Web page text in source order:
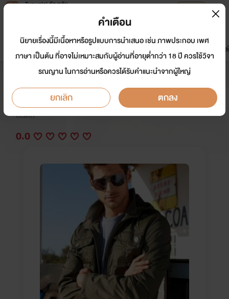
Tunwalai ธัญวลัย
หน้าแรก นิยาย อีบุ๊ก การ์ตูน
มาใหม่
ดรีมแชท ธัญลิสต์
วายร้ายอ้อนรัก [ชุด ดุรณีเจ้าเสน่ห์]
นักเขียน: วรัมพร-หงสรถ-มนสิวรรณ-ธิชาร์
อีโรติก
0.0
คำเตือน
นิยายเรื่องนี้มีเนื้อหาหรือรูปแบบการนำเสนอ เช่น ภาพประกอบ เพศ
ภาษา เป็นต้น ที่อาจไม่เหมาะสมกับผู้อ่านที่อายุต่ำกว่า 18 ปี ควรใช้วิจา
รณญาน ในการอ่านหรือควรได้รับคำแนะนำจากผู้ใหญ่
ยกเลิก ตกลง